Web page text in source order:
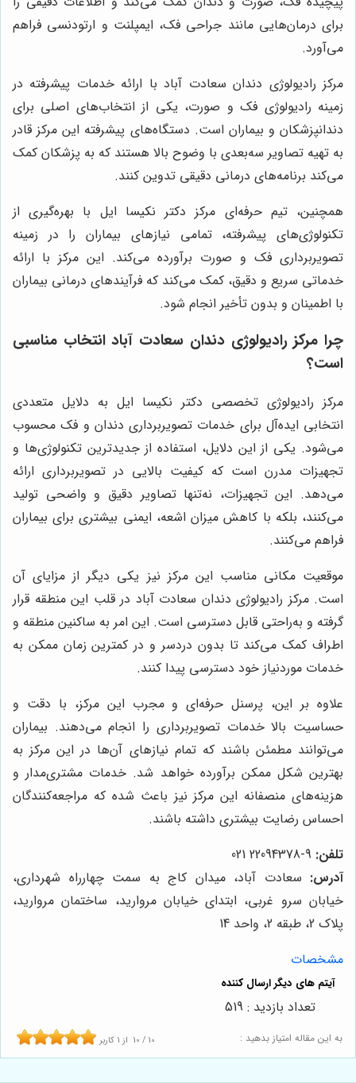
برای درمان‌هایی مانند جراحی فک، ایمپلنت و ارتودنسی فراهم
می‌آورد.
مرکز رادیولوژی دندان سعادت آباد با ارائه خدمات پیشرفته در
زمینه رادیولوژی فک و صورت، یکی از انتخاب‌های اصلی برای
دندانپزشکان و بیماران است. دستگاه‌های پیشرفته این مرکز قادر
به تهیه تصاویر سه‌بعدی با وضوح بالا هستند که به پزشکان کمک
می‌کند برنامه‌های درمانی دقیقی تدوین کنند.
همچنین، تیم حرفه‌ای مرکز دکتر نکیسا ایل با بهره‌گیری از
تکنولوژی‌های پیشرفته، تمامی نیازهای بیماران را در زمینه
تصویربرداری فک و صورت برآورده می‌کند. این مرکز با ارائه
خدماتی سریع و دقیق، کمک می‌کند که فرآیندهای درمانی بیماران
با اطمینان و بدون تأخیر انجام شود.
چرا مرکز رادیولوژی دندان سعادت آباد انتخاب مناسبی
است؟
مرکز رادیولوژی تخصصی دکتر نکیسا ایل به دلایل متعددی
انتخابی ایده‌آل برای خدمات تصویربرداری دندان و فک محسوب
می‌شود. یکی از این دلایل، استفاده از جدیدترین تکنولوژی‌ها و
تجهیزات مدرن است که کیفیت بالایی در تصویربرداری ارائه
می‌دهد. این تجهیزات، نه‌تنها تصاویر دقیق و واضحی تولید
می‌کنند، بلکه با کاهش میزان اشعه، ایمنی بیشتری برای بیماران
فراهم می‌کنند.
موقعیت مکانی مناسب این مرکز نیز یکی دیگر از مزایای آن
است. مرکز رادیولوژی دندان سعادت آباد در قلب این منطقه قرار
گرفته و به‌راحتی قابل دسترسی است. این امر به ساکنین منطقه و
اطراف کمک می‌کند تا بدون دردسر و در کمترین زمان ممکن به
خدمات موردنیاز خود دسترسی پیدا کنند.
علاوه بر این، پرسنل حرفه‌ای و مجرب این مرکز، با دقت و
حساسیت بالا خدمات تصویربرداری را انجام می‌دهند. بیماران
می‌توانند مطمئن باشند که تمام نیازهای آن‌ها در این مرکز به
بهترین شکل ممکن برآورده خواهد شد. خدمات مشتری‌مدار و
هزینه‌های منصفانه این مرکز نیز باعث شده که مراجعه‌کنندگان
احساس رضایت بیشتری داشته باشند.
تلفن: 9-22094378 021
آدرس: سعادت آباد، میدان کاج به سمت چهارراه شهرداری،
خیابان سرو غربی، ابتدای خیابان مروارید، ساختمان مروارید،
پلاک 2، طبقه 2، واحد 14
مشخصات
به این مقاله امتیاز بدهید : 10 / 10 از 1 کاربر
تعداد بازدید : 519